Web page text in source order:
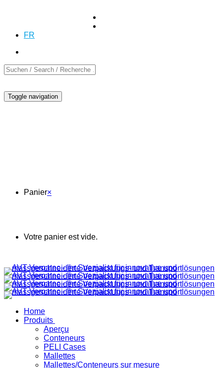
Demande
FR
Toggle navigation
Panier×
Votre panier est vide.
Home
Produits
Aperçu
Conteneurs
PELI Cases
Mallettes
Mallettes/Conteneurs sur mesure